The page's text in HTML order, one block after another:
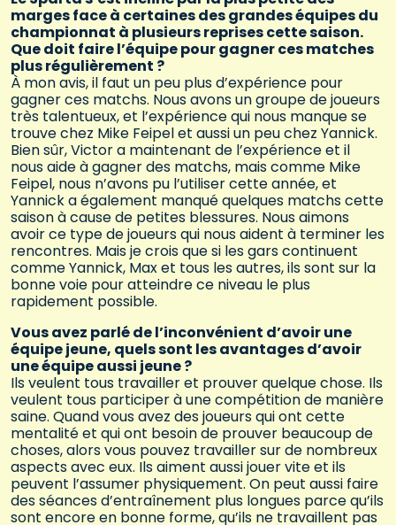
marges face à certaines des grandes équipes du
championnat à plusieurs reprises cette saison.
Que doit faire l’équipe pour gagner ces matches
plus régulièrement ?
À mon avis, il faut un peu plus d’expérience pour
gagner ces matchs. Nous avons un groupe de joueurs
très talentueux, et l’expérience qui nous manque se
trouve chez Mike Feipel et aussi un peu chez Yannick.
Bien sûr, Victor a maintenant de l’expérience et il
nous aide à gagner des matchs, mais comme Mike
Feipel, nous n’avons pu l’utiliser cette année, et
Yannick a également manqué quelques matchs cette
saison à cause de petites blessures. Nous aimons
avoir ce type de joueurs qui nous aident à terminer les
rencontres. Mais je crois que si les gars continuent
comme Yannick, Max et tous les autres, ils sont sur la
bonne voie pour atteindre ce niveau le plus
rapidement possible.
Vous avez parlé de l’inconvénient d’avoir une
équipe jeune, quels sont les avantages d’avoir
une équipe aussi jeune ?
Ils veulent tous travailler et prouver quelque chose. Ils
veulent tous participer à une compétition de manière
saine. Quand vous avez des joueurs qui ont cette
mentalité et qui ont besoin de prouver beaucoup de
choses, alors vous pouvez travailler sur de nombreux
aspects avec eux. Ils aiment aussi jouer vite et ils
peuvent l’assumer physiquement. On peut aussi faire
des séances d’entraînement plus longues parce qu’ils
sont encore en bonne forme, qu’ils ne travaillent pas